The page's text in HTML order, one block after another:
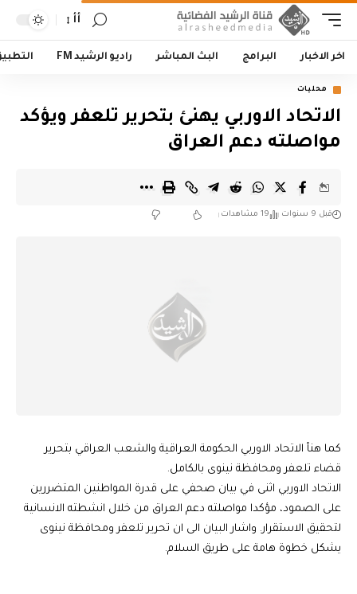
أأ
اخر الاخبار البرامج البث المباشر راديو الرشيد FM
محليات
الاتحاد الاوربي يهنئ بتحرير تلعفر ويؤكد
مواصلته دعم العراق
قبل 9 سنوات 19 مشاهدات
كما هنأ الاتحاد الاوربي الحكومة العراقية ‏والشعب العراقي بتحرير
قضاء تلعفر ومحافظة نينوى بالكامل.‏
الاتحاد الاوربي اثنى في بيان صحفي على قدرة المواطنين المتضررين
على ‏الصمود، مؤكدا مواصلته دعم العراق من خلال انشطته الانسانية
لتحقيق ‏الاستقرار. واشار البيان الى ان تحرير تلعفر ومحافظة نينوى
يشكل خطوة هامة على ‏طريق السلام.‏